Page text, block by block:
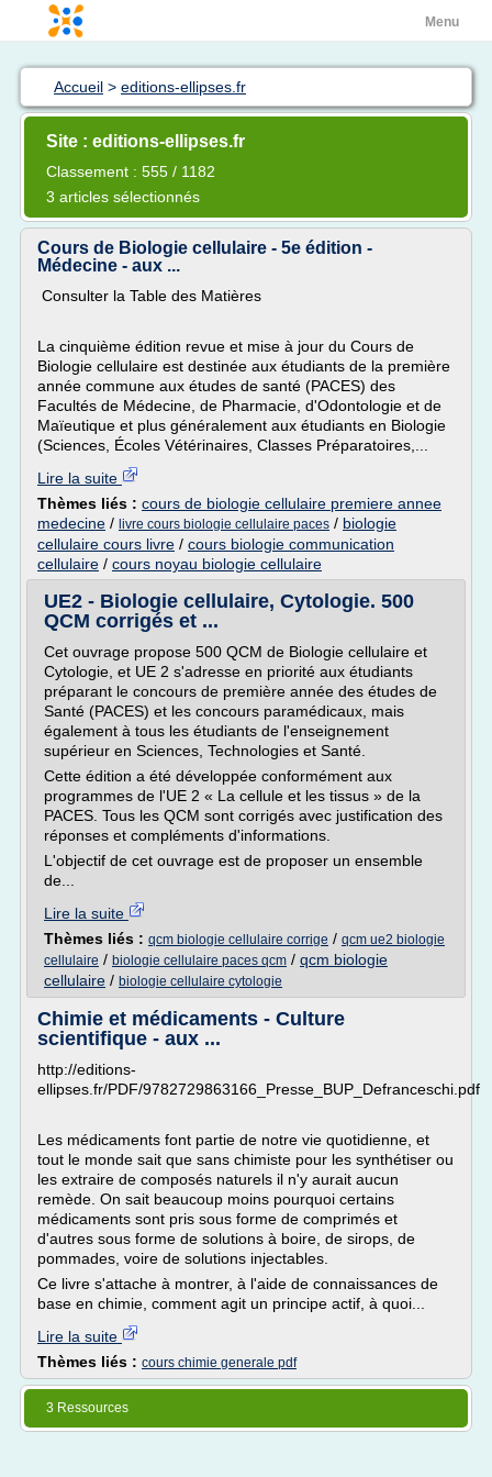
Menu
Accueil > editions-ellipses.fr
Site : editions-ellipses.fr
Classement : 555 / 1182
3 articles sélectionnés
Cours de Biologie cellulaire - 5e édition -
Médecine - aux ...
Consulter la Table des Matières
La cinquième édition revue et mise à jour du Cours de
Biologie cellulaire est destinée aux étudiants de la première
année commune aux études de santé (PACES) des
Facultés de Médecine, de Pharmacie, d'Odontologie et de
Maïeutique et plus généralement aux étudiants en Biologie
(Sciences, Écoles Vétérinaires, Classes Préparatoires,...
Lire la suite
Thèmes liés : cours de biologie cellulaire premiere annee
medecine / livre cours biologie cellulaire paces / biologie
cellulaire cours livre / cours biologie communication
cellulaire / cours noyau biologie cellulaire
UE2 - Biologie cellulaire, Cytologie. 500
QCM corrigés et ...
Cet ouvrage propose 500 QCM de Biologie cellulaire et
Cytologie, et UE 2 s'adresse en priorité aux étudiants
préparant le concours de première année des études de
Santé (PACES) et les concours paramédicaux, mais
également à tous les étudiants de l'enseignement
supérieur en Sciences, Technologies et Santé.
Cette édition a été développée conformément aux
programmes de l'UE 2 « La cellule et les tissus » de la
PACES. Tous les QCM sont corrigés avec justification des
réponses et compléments d'informations.
L'objectif de cet ouvrage est de proposer un ensemble
de...
Lire la suite
Thèmes liés : qcm biologie cellulaire corrige / qcm ue2 biologie
cellulaire / biologie cellulaire paces qcm / qcm biologie
cellulaire / biologie cellulaire cytologie
Chimie et médicaments - Culture
scientifique - aux ...
http://editions-
ellipses.fr/PDF/9782729863166_Presse_BUP_Defranceschi.pdf
Les médicaments font partie de notre vie quotidienne, et
tout le monde sait que sans chimiste pour les synthétiser ou
les extraire de composés naturels il n'y aurait aucun
remède. On sait beaucoup moins pourquoi certains
médicaments sont pris sous forme de comprimés et
d'autres sous forme de solutions à boire, de sirops, de
pommades, voire de solutions injectables.
Ce livre s'attache à montrer, à l'aide de connaissances de
base en chimie, comment agit un principe actif, à quoi...
Lire la suite
Thèmes liés : cours chimie generale pdf
3 Ressources